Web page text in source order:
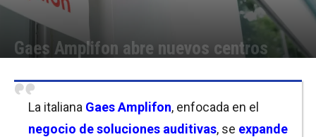
Gaes Amplifon abre nuevos centros
La italiana Gaes Amplifon, enfocada en el
negocio de soluciones auditivas, se expande